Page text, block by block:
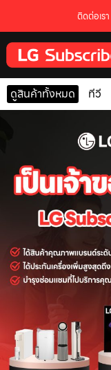
ติดต่อเรา
ดูสินค้าทั้งหมด ทีวี